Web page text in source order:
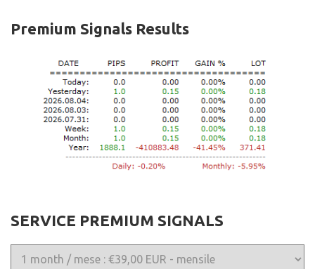
Premium Signals Results
SERVICE PREMIUM SIGNALS